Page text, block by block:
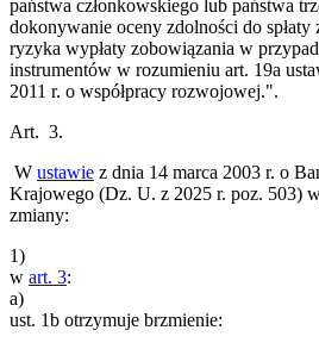
państwa członkowskiego lub państwa
dokonywanie oceny zdolności do
ryzyka wypłaty zobowiązania w
instrumentów w rozumieniu art. 19a
2011 r. o współpracy rozwojowej.".
Art. 3.
W ustawie z dnia 14 marca 2003 r. o
Krajowego (Dz. U. z 2025 r. poz. 503)
zmiany:
1)
w art. 3:
a)
ust. 1b otrzymuje brzmienie: